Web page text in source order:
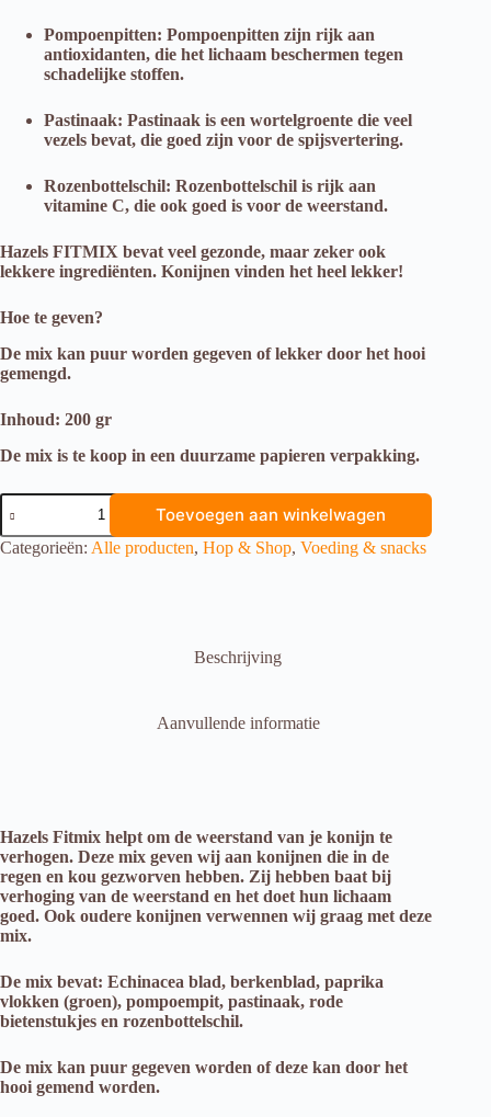
Pompoenpitten: Pompoenpitten zijn rijk aan
antioxidanten, die het lichaam beschermen tegen
schadelijke stoffen.
Pastinaak: Pastinaak is een wortelgroente die veel
vezels bevat, die goed zijn voor de spijsvertering.
Rozenbottelschil: Rozenbottelschil is rijk aan
vitamine C, die ook goed is voor de weerstand.
Hazels FITMIX bevat veel gezonde, maar zeker ook
lekkere ingrediënten. Konijnen vinden het heel lekker!
Hoe te geven?
De mix kan puur worden gegeven of lekker door het hooi
gemengd.
Inhoud: 200 gr
De mix is te koop in een duurzame papieren verpakking.
Hazels
Fitmix
aantal
Toevoegen aan winkelwagen
Categorieën: Alle producten, Hop & Shop, Voeding & snacks
Beschrijving
Aanvullende informatie
Hazels Fitmix helpt om de weerstand van je konijn te
verhogen. Deze mix geven wij aan konijnen die in de
regen en kou gezworven hebben. Zij hebben baat bij
verhoging van de weerstand en het doet hun lichaam
goed. Ook oudere konijnen verwennen wij graag met deze
mix.
De mix bevat: Echinacea blad, berkenblad, paprika
vlokken (groen), pompoempit, pastinaak, rode
bietenstukjes en rozenbottelschil.
De mix kan puur gegeven worden of deze kan door het
hooi gemend worden.